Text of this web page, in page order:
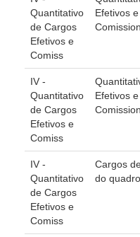
Calendário das
Calendário das
Carta de Serviços
Cadastro de
Calendários
Calendário Geral
Calendário de Eventos
Calendário de Eventos
Calendário das Sessões
Quantitativo
de Cargos
Efetivos e
Comiss
Efetivos e
IV -
Quantitativo
de Cargos
Efetivos e
Comiss
Efetivos e
IV -
Quantitativo
de Cargos
Efetivos e
Comiss
Cargos
do